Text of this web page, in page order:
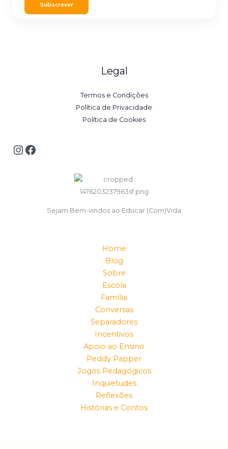
Subscrever
Legal
Termos e Condições
Política de Privacidade
Política de Cookies
Sejam Bem-vindos ao Educar (Com)Vida
Home
Blog
Sobre
Escola
Família
Conversas
Separadores
Incentivos
Apoio ao Ensino
Peddy Papper
Jogos Pedagógicos
Inquietudes
Reflexões
Histórias e Contos